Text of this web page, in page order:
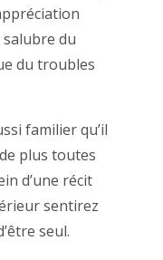
salubre du
du troubles
familier qu’il
plus toutes
d’une récit
sentirez
seul.